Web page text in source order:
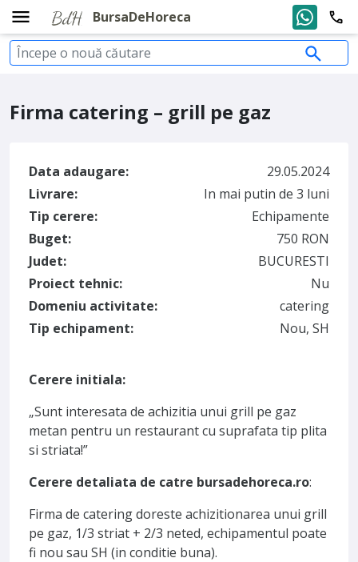
BursaDeHoreca
Firma catering – grill pe gaz
Data adaugare:
29.05.2024
Livrare:
In mai putin de 3 luni
Tip cerere:
Echipamente
Buget:
750 RON
Judet:
BUCURESTI
Proiect tehnic:
Nu
Domeniu activitate:
catering
Tip echipament:
Nou, SH
Cerere initiala:
„Sunt interesata de achizitia unui grill pe gaz
metan pentru un restaurant cu suprafata tip plita
si striata!”
Cerere detaliata de catre bursadehoreca.ro:
Firma de catering doreste achizitionarea unui grill
pe gaz, 1/3 striat + 2/3 neted, echipamentul poate
fi nou sau SH (in conditie buna).